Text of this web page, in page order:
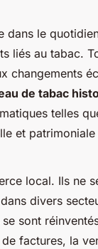
dans le
liés au tabac.
changements
de tabac
telles
et
local. Ils ne
divers
sont
factures, la